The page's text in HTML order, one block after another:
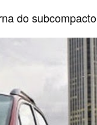
do subcompacto